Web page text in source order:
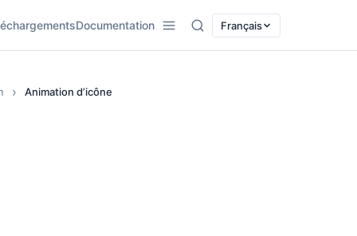
Documentation Français
Animation d’icône